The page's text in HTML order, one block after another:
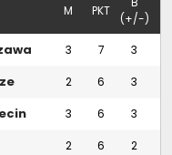
M PKT
(+/-)
3 7 3
2 6 3
3 6 3
2 6 2